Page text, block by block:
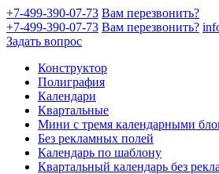
+7-499-390-07-73 Вам перезвонить?
+7-499-390-07-73 Вам перезвонить?
Задать вопрос
Конструктор
Полиграфия
Календари
Квартальные
Мини с тремя календарными
Без рекламных полей
Календарь по шаблону
Квартальный календарь без